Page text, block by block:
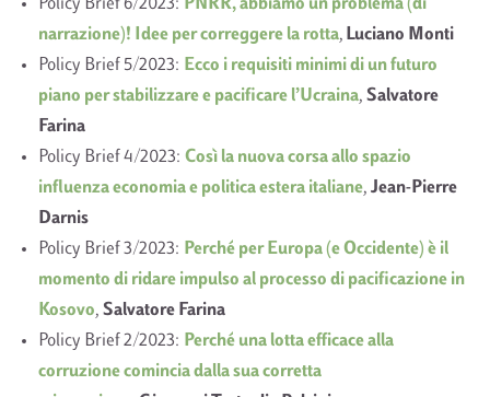
Policy Brief 6/2023: PNRR, abbiamo un problema (di
narrazione)! Idee per correggere la rotta,Luciano Monti
Policy Brief 5/2023: Ecco i requisiti minimi di un futuro
piano per stabilizzare e pacificare l’Ucraina, Salvatore
Farina
Policy Brief 4/2023: Così la nuova corsa allo spazio
influenza economia e politica estera italiane, Jean-Pierre
Darnis
Policy Brief 3/2023: Perché per Europa (e Occidente) è il
momento di ridare impulso al processo di pacificazione in
Kosovo, Salvatore Farina
Policy Brief 2/2023: Perché una lotta efficace alla
corruzione comincia dalla sua corretta